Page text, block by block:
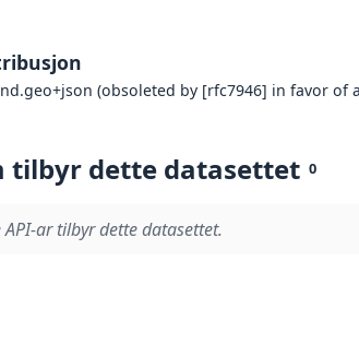
(obsoleted by [rfc7946] in favor of
tilbyr dette datasettet 0
ar tilbyr dette datasettet.